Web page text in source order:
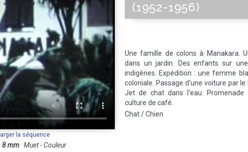
la séquence
(1952-1956)
Une famille de colons à Manakara.
dans un jardin. Des enfants sur
indigènes. Expédition : une femme
coloniale. Passage d'une voiture par le
Jet de chat dans l'eau. Promenade
culture de café.
Chat / Chien
8 mm Muet - Couleur